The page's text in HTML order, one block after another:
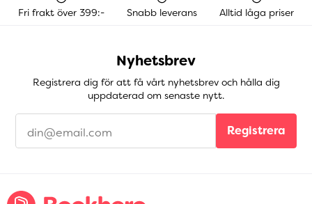
Fri frakt över 399:- Snabb leverans Alltid låga priser
Nyhetsbrev
Registrera dig för att få vårt nyhetsbrev och hålla dig
uppdaterad om senaste nytt.
Registrera